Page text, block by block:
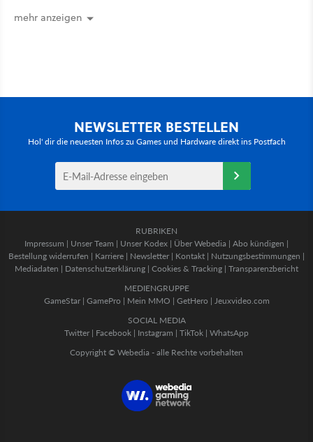
mehr anzeigen
NEWSLETTER BESTELLEN
Hol' dir die neuesten Infos zu Games und Hardware direkt ins Postfach
RUBRIKEN
Impressum | Unser Team | Unser Kodex | Über Webedia | Abo kündigen |
Bestellung widerrufen | Karriere | Newsletter | Kontakt | Nutzungsbestimmungen |
Mediadaten | Datenschutzerklärung | Cookies & Tracking | Transparenzbericht
MEDIENGRUPPE
GameStar| GamePro | Mein MMO | GetHero | Jeuxvideo.com
SOCIAL MEDIA
Twitter | Facebook | Instagram | TikTok | WhatsApp
Copyright © Webedia - alle Rechte vorbehalten